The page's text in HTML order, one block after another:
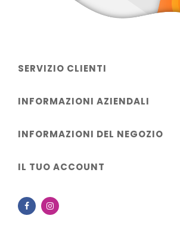
SERVIZIO CLIENTI
INFORMAZIONI AZIENDALI
INFORMAZIONI DEL NEGOZIO
IL TUO ACCOUNT
Facebook